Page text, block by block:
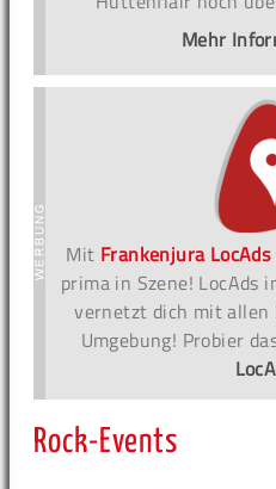
Mehr
Mit Frankenjura LocAds
prima in Szene! LocAds
vernetzt dich mit
Umgebung! Probier
Rock-Events